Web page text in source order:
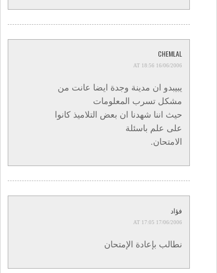
CHEMLAL
16/06/2006 AT 18:56
يبيبدو ان مدينة وجدة ايضا عانت من
مشكل تسرب المعلومات
حيث اننا شهدنا ان بعض التلاميذ كانوا
على علم باسئلة
الامتحان.
فؤاد
17/06/2006 AT 17:05
نطالب بإعادة الإمتحان